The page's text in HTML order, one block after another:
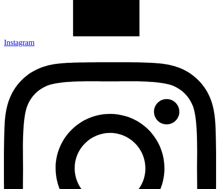
Instagram